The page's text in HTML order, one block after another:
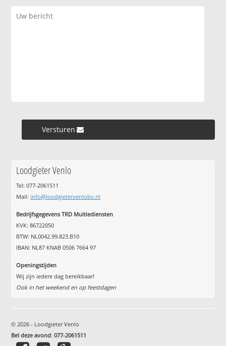
Versturen »
Loodgieter Venlo
Tel: 077-2061511
Mail: info@loodgietervenlobv.nl
Bedrijfsgegevens TRD Multiediensten
KVK: 86722050
BTW: NL0042.99.823.B10
IBAN: NL87 KNAB 0506 7664 97
Openingstijden
Wij zijn iedere dag bereikbaar!
Ook in het weekend en op feestdagen
© 2026 - Loodgieter Venlo
Bel deze avond:077-2061511